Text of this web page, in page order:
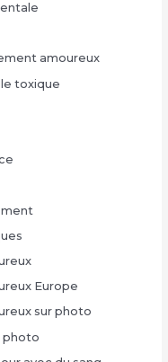
amoureux
toxique
Europe
sur photo
photo